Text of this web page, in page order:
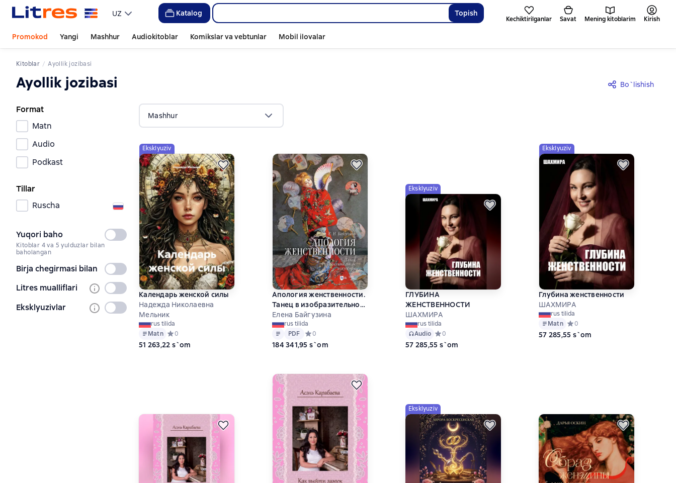
UZ Katalog Topish
Kechiktirilganlar Savat Mening kitoblarim Kirish
Promokod Yangi Mashhur Audiokitoblar Komikslar va vebtunlar Mobil ilovalar
Kitoblar Ayollik jozibasi
Ayollik jozibasi Bo`lishish
Format
Matn
Audio
Podkast
Tillar
Ruscha
Yuqori baho Tanlanmagan
Kitoblar 4 va 5 yulduzlar bilan
baholangan
Birja chegirmasi bilan
Tanlanmagan
Litres mualliflari
Tanlanmagan
Eksklyuzivlar
Tanlanmagan
Mashhur
Eksklyuziv
Календарь женской силы
Надежда Николаевна
Мельник
rus tilida
Matn Средний рейтинг 0 на основе 0 оценок
0
51 263,22 s`om
Апология женственности.
Танец в изобразительном
искусстве
Елена Байгузина
rus tilida
Matn
PDF
PDF Средний рейтинг 0 на основе 0 оценок
0
184 341,95 s`om
Eksklyuziv
ГЛУБИНА
ЖЕНСТВЕННОСТИ
ШАХМИРА
rus tilida
Audio Средний рейтинг 0 на основе 0 оценок
0
57 285,55 s`om
Eksklyuziv
Глубина женственности
ШАХМИРА
rus tilida
Matn Средний рейтинг 0 на основе 0
0
57 285,55 s`om
Eksklyuziv